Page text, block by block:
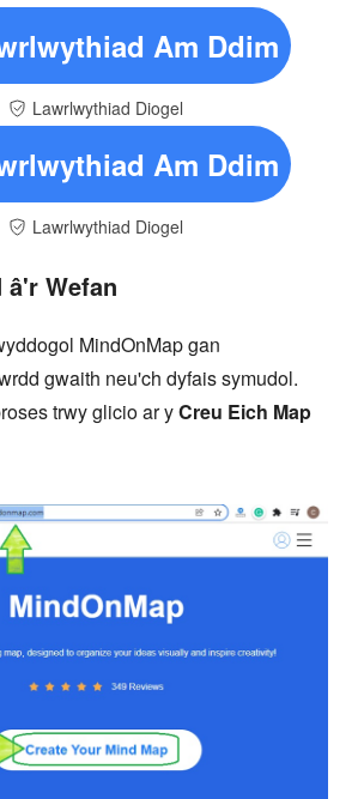
Am Ddim
Lawrlwythiad Diogel
Am Ddim
Lawrlwythiad Diogel
â'r Wefan
MindOnMap gan
gwaith neu'ch dyfais symudol.
trwy glicio ar yCreu Eich Map